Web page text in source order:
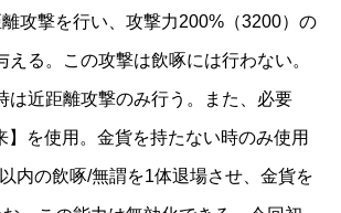
攻撃を行い、攻撃力200%（3200）の
える。この攻撃は飲啄には行わない。
は近距離攻撃のみ行う。また、必要
】を使用。金貨を持たない時のみ使用
内の飲啄/無謂を1体退場させ、金貨を